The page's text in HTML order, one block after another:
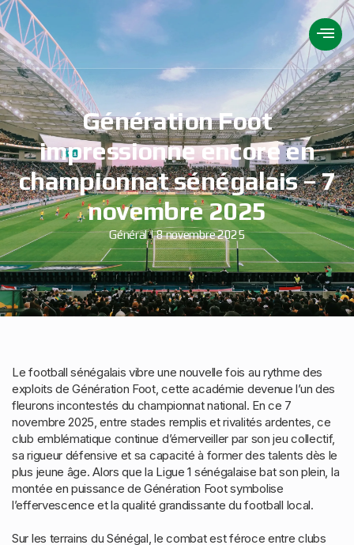
Génération Foot
impressionne encore en
championnat sénégalais – 7
novembre 2025
Général 8 novembre 2025
Le football sénégalais vibre une nouvelle fois au rythme des
exploits de Génération Foot, cette académie devenue l’un des
fleurons incontestés du championnat national. En ce 7
novembre 2025, entre stades remplis et rivalités ardentes, ce
club emblématique continue d’émerveiller par son jeu collectif,
sa rigueur défensive et sa capacité à former des talents dès le
plus jeune âge. Alors que la Ligue 1 sénégalaise bat son plein, la
montée en puissance de Génération Foot symbolise
l’effervescence et la qualité grandissante du football local.
Sur les terrains du Sénégal, le combat est féroce entre clubs